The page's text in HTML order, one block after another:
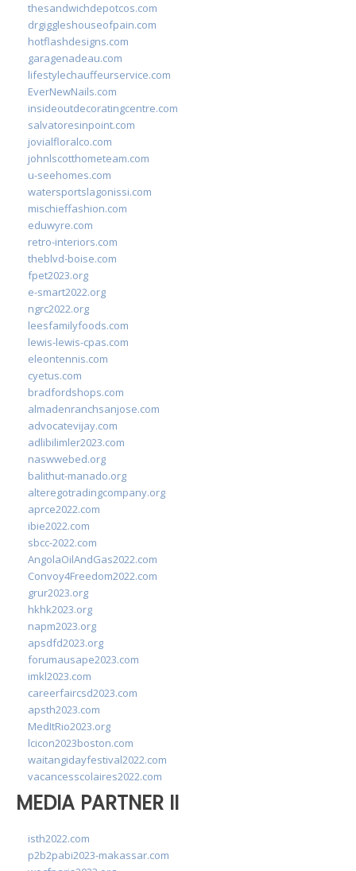
thesandwichdepotcos.com
drgiggleshouseofpain.com
hotflashdesigns.com
garagenadeau.com
lifestylechauffeurservice.com
EverNewNails.com
insideoutdecoratingcentre.com
salvatoresinpoint.com
jovialfloralco.com
johnlscotthometeam.com
u-seehomes.com
watersportslagonissi.com
mischieffashion.com
eduwyre.com
retro-interiors.com
theblvd-boise.com
fpet2023.org
e-smart2022.org
ngrc2022.org
leesfamilyfoods.com
lewis-lewis-cpas.com
eleontennis.com
cyetus.com
bradfordshops.com
almadenranchsanjose.com
advocatevijay.com
adlibilimler2023.com
naswwebed.org
balithut-manado.org
alteregotradingcompany.org
aprce2022.com
ibie2022.com
sbcc-2022.com
AngolaOilAndGas2022.com
Convoy4Freedom2022.com
grur2023.org
hkhk2023.org
napm2023.org
apsdfd2023.org
forumausape2023.com
imkl2023.com
careerfaircsd2023.com
apsth2023.com
MedItRio2023.org
lcicon2023boston.com
waitangidayfestival2022.com
vacancesscolaires2022.com
MEDIA PARTNER II
isth2022.com
p2b2pabi2023-makassar.com